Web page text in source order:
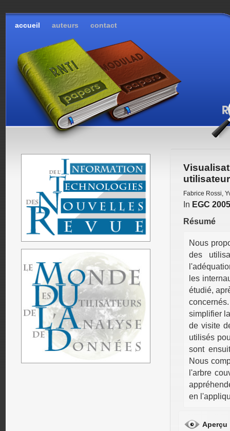
accueil auteurs contact
Fabrice Rossi,
In EGC 2005
Résumé
Nous
des
les
étudié,
simplifier
de visite
utilisés
sont
Nous
l'arbre
en
Aperçu